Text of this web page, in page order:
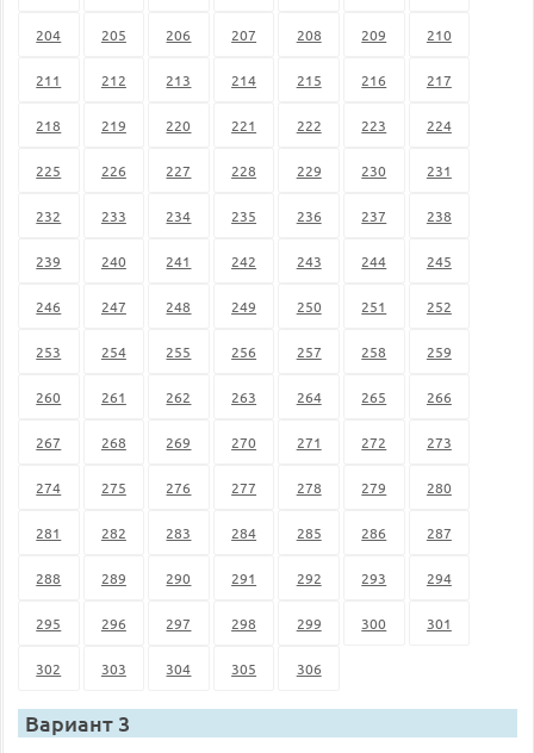
204 205 206 207 208 209 210
211 212 213 214 215 216 217
218 219 220 221 222 223 224
225 226 227 228 229 230 231
232 233 234 235 236 237 238
239 240 241 242 243 244 245
246 247 248 249 250 251 252
253 254 255 256 257 258 259
260 261 262 263 264 265 266
267 268 269 270 271 272 273
274 275 276 277 278 279 280
281 282 283 284 285 286 287
288 289 290 291 292 293 294
295 296 297 298 299 300 301
302 303 304 305 306
Вариант 3